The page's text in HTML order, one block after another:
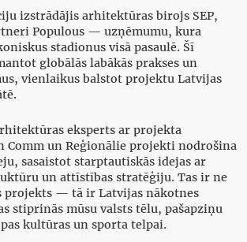
izstrādājis arhitektūras birojs SEP,
Populous — uzņēmumu, kura
stadionus visā pasaulē. Šī
globālās labākās prakses un
vienlaikus balstot projektu Latvijas
eksperts ar projekta
Comm un Reģionālie projekti nodrošina
sasaistot starptautiskās idejas ar
un attīstības stratēģiju. Tas ir ne
— tā ir Latvijas nākotnes
stiprinās mūsu valsts tēlu, pašapziņu
kultūras un sporta telpai.